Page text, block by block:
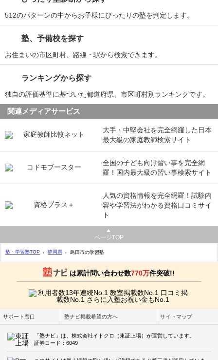
512のパターンの中からお子様にぴったりの塾を判定します。
塾、予備校を探す
お住まいの市区町村、路線・駅から検索できます。
ランキングから探す
独自の評価基準に基づいた都道府県、市区町村別ランキングです。
関連メディアサービス
大手・中堅会社を完全網羅した日本
最大級の家庭教師検索サイト
全国の子ども向け習い事を完全網
羅！国内最大級の習い事検索サイト
人気の資格情報を完全網羅！試験内
容や学習法がわかる資格口コミサイ
ト
ページTOP
塾・学習塾TOP 静岡県 島田市の学習塾
は累計問い合わせ数770万件突破!!
サポート窓口 塾ナビ掲載希望の方へ サイトマップ
「塾ナビ」は、株式会社イトクロ（東証上場）が運営しています。
証券コード：6049